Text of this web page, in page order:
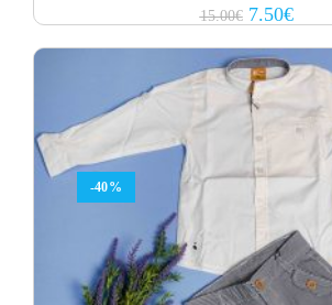
15.00€ Original
price
15.00€.
7.50€Current
price
-40%